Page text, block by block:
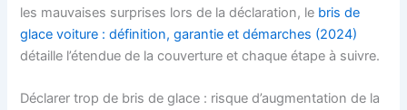
les mauvaises surprises lors de la déclaration, le bris de
glace voiture : définition, garantie et démarches (2024)
détaille l’étendue de la couverture et chaque étape à suivre.
Déclarer trop de bris de glace : risque d’augmentation de la